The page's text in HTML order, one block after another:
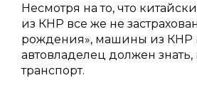
Несмотря на то, что
из КНР все же не
рождения», машины из КНР
автовладелец должен
транспорт.